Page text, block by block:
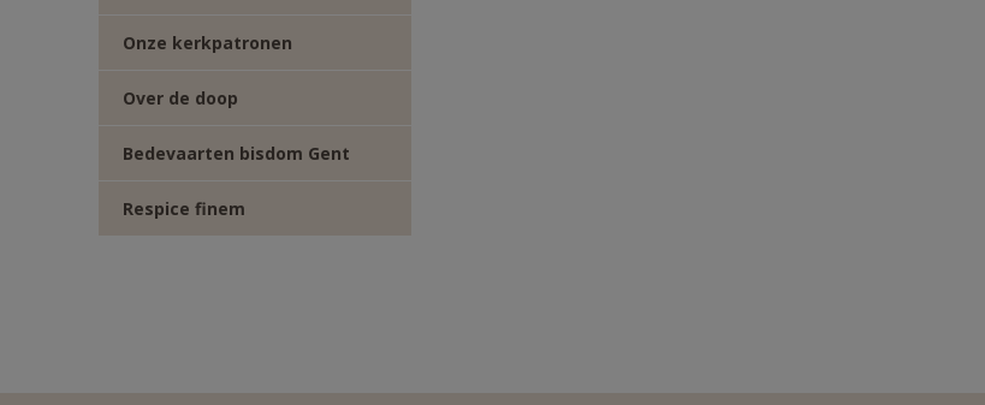
Onze kerkpatronen
Over de doop
Bedevaarten bisdom Gent
Respice finem